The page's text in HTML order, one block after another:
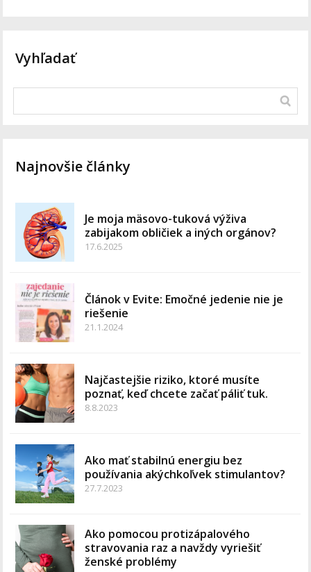
Vyhľadať
Najnovšie články
Je moja mäsovo-tuková výživa
zabijakom obličiek a iných orgánov?
17.6.2025
Článok v Evite: Emočné jedenie nie je
riešenie
21.1.2024
Najčastejšie riziko, ktoré musíte
poznať, keď chcete začať páliť tuk.
8.8.2023
Ako mať stabilnú energiu bez
používania akýchkoľvek stimulantov?
27.7.2023
Ako pomocou protizápalového
stravovania raz a navždy vyriešiť
ženské problémy